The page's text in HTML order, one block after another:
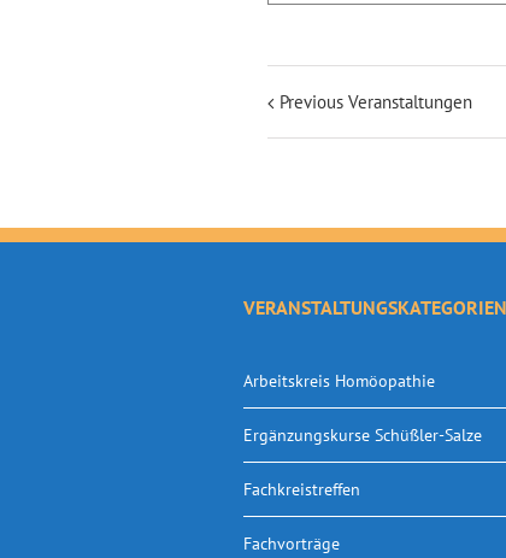
Previous Veranstaltungen
VERANSTALTUNGSKATEGORIEN
Arbeitskreis Homöopathie
Ergänzungskurse Schüßler-Salze
Fachkreistreffen
Fachvorträge